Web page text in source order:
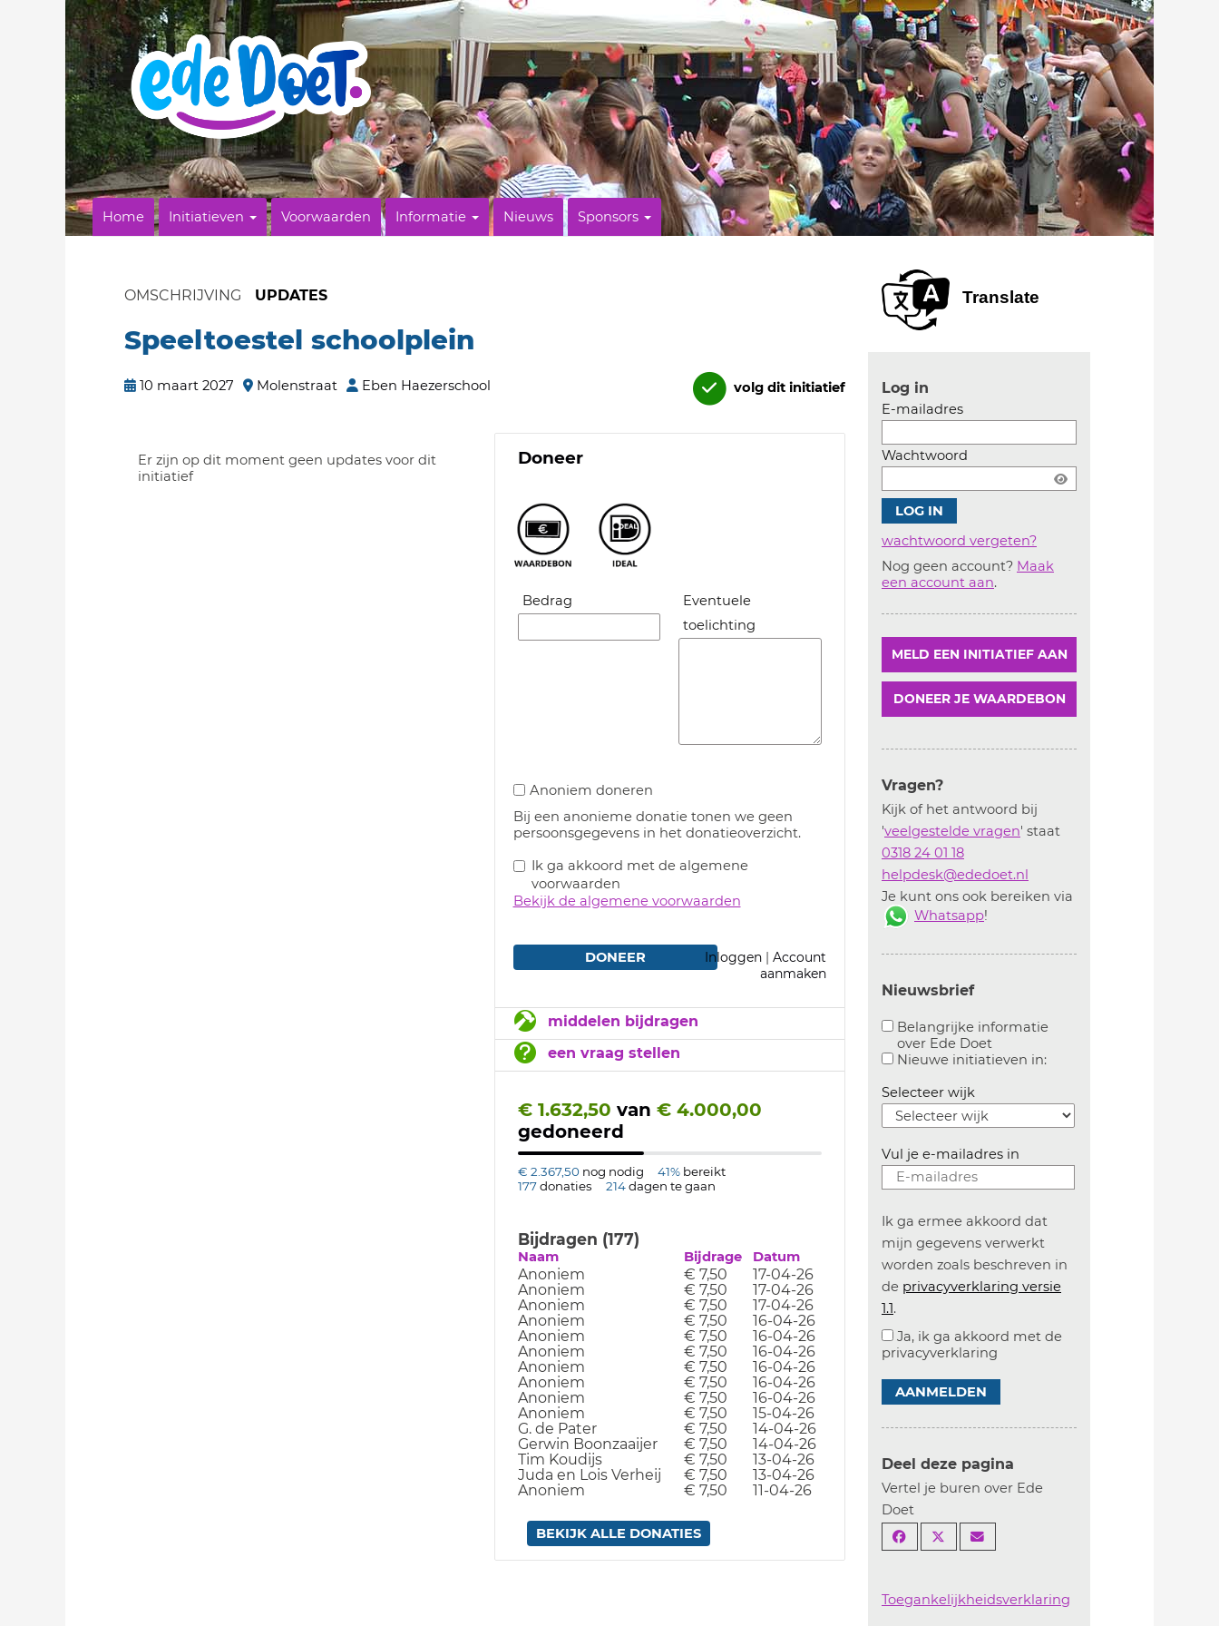
Home Initiatieven Voorwaarden Informatie Nieuws Sponsors
OMSCHRIJVING UPDATES
Speeltoestel schoolplein
10 maart 2027 Molenstraat Eben Haezerschool volg dit initiatief
Er zijn op dit moment geen updates voor dit
initiatief
Doneer
Bedrag
Eventuele
toelichting
Anoniem doneren
Bij een anonieme donatie tonen we geen
persoonsgegevens in het donatieoverzicht.
Ik ga akkoord met de algemene
voorwaarden
Bekijk de algemene voorwaarden
DONEER Inloggen | Account
aanmaken
middelen bijdragen
een vraag stellen
€ 1.632,50 van € 4.000,00
gedoneerd
€ 2.367,50 nog nodig 41% bereikt
177donaties 214dagen te gaan
Bijdragen (177)
Naam Bijdrage Datum
Anoniem € 7,50
17-04-26
Anoniem
€ 7,50
17-04-26
Anoniem
€ 7,50
17-04-26
Anoniem
€ 7,50
16-04-26
Anoniem
€ 7,50
16-04-26
Anoniem
€ 7,50
16-04-26
Anoniem
€ 7,50
16-04-26
Anoniem
€ 7,50
16-04-26
Anoniem
€ 7,50
16-04-26
Anoniem
€ 7,50
15-04-26
G. de Pater
€ 7,50
14-04-26
Gerwin Boonzaaijer
€ 7,50
14-04-26
Tim Koudijs
€ 7,50
13-04-26
Juda en Lois Verheij
€ 7,50
13-04-26
Anoniem
€ 7,50 11-04-26
BEKIJK ALLE DONATIES
Translate
Log in
E-mailadres
Wachtwoord
wachtwoord vergeten?
Nog geen account? Maak
een account aan.
MELD EEN INITIATIEF AAN
DONEER JE WAARDEBON
Vragen?
Kijk of het antwoord bij
'veelgestelde vragen' staat
0318 24 01 18
helpdesk@ededoet.nl
Je kunt ons ook bereiken via
Whatsapp!
Nieuwsbrief
Belangrijke informatie
over Ede Doet
Aanvinken om belangrijke informatie over
Nieuwe initiatieven in:Aanvinken om
Selecteer wijk
Vul je e-mailadres in
Ik ga ermee akkoord dat
mijn gegevens verwerkt
worden zoals beschreven in
de privacyverklaring versie
1.1.
Ja, ik ga akkoord met de
privacyverklaring
AANMELDEN
Deel deze pagina
Vertel je buren over Ede
Doet
Toegankelijkheidsverklaring